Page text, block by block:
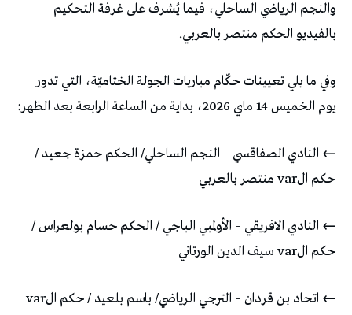
والنجم الرياضي الساحلي، فيما يُشرف على غرفة التحكيم
بالفيديو الحكم منتصر بالعربي.
وفي ما يلي تعيينات حكّام مباريات الجولة الختاميّة، التي تدور
يوم الخميس 14 ماي 2026، بداية من الساعة الرابعة بعد الظهر:
← النادي الصفاقسي – النجم الساحلي/ الحكم حمزة جعيد /
حكم الvar منتصر بالعربي
← النادي الافريقي – الأولمبي الباجي / الحكم حسام بولعراس /
حكم الvar سيف الدين الورتاني
←
اتحاد بن قردان – الترجي الرياضي/ باسم بلعيد / حكم الvar